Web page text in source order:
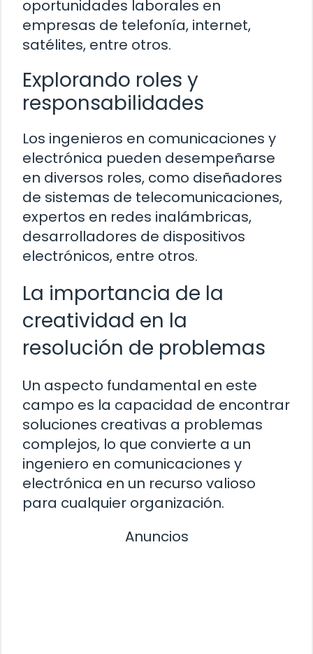
oportunidades laborales en
empresas de telefonía, internet,
satélites, entre otros.
Explorando roles y
responsabilidades
Los ingenieros en comunicaciones y
electrónica pueden desempeñarse
en diversos roles, como diseñadores
de sistemas de telecomunicaciones,
expertos en redes inalámbricas,
desarrolladores de dispositivos
electrónicos, entre otros.
La importancia de la
creatividad en la
resolución de problemas
Un aspecto fundamental en este
campo es la capacidad de encontrar
soluciones creativas a problemas
complejos, lo que convierte a un
ingeniero en comunicaciones y
electrónica en un recurso valioso
para cualquier organización.
Anuncios